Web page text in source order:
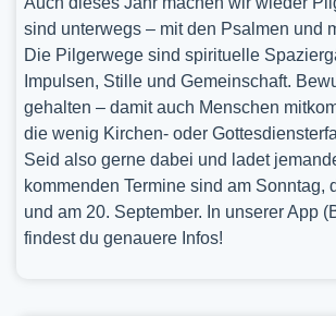
sind unterwegs – mit den Psalmen und
Die Pilgerwege sind spirituelle
Impulsen, Stille und Gemeinschaft.
gehalten – damit auch Menschen
die wenig Kirchen- oder
Seid also gerne dabei und ladet
kommenden Termine sind am Sonntag,
und am 20. September. In unserer App
findest du genauere Infos!